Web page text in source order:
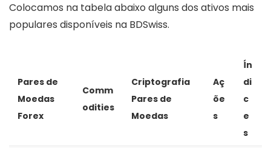
Colocamos na tabela abaixo alguns dos ativos mais
populares disponíveis na BDSwiss.
Pares de
Moedas
Forex
Comm
odities
Criptografia
Pares de
Moedas
Aç
õe
s
Ín
di
c
e
s